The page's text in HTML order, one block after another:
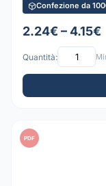
Confezione da
2.24€ – 4.15€
Quantità:
PDF